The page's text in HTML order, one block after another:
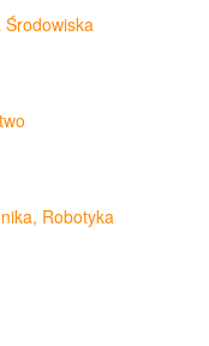
Robotyka